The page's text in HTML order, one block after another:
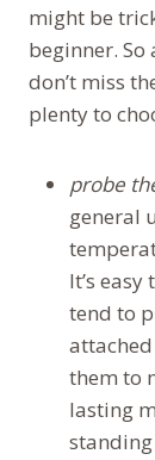
might be
beginner.
don’t miss
plenty to
probe
general
It’s
tend to
them to
lasting